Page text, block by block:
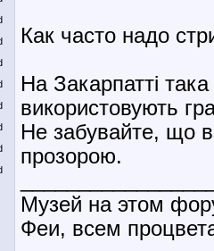
Как часто надо
На Закарпатті
використовують
Не забувайте, що
прозорою.
Музей на этом
Феи, всем